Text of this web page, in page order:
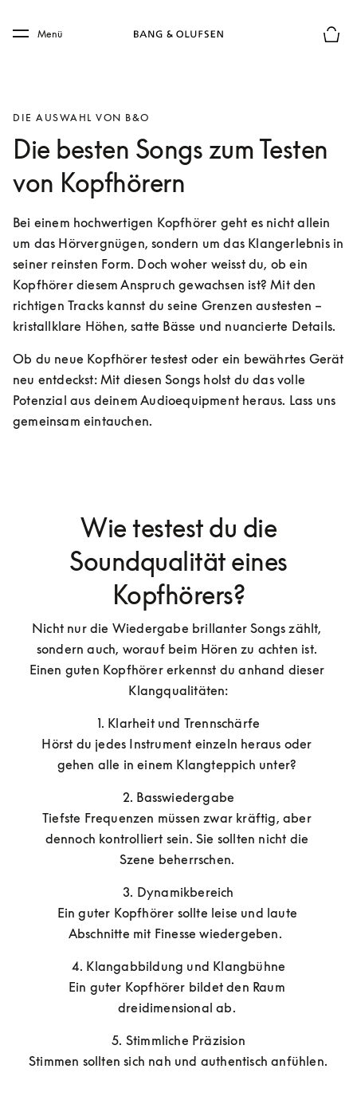
Skip to main footer
Menü
DIE AUSWAHL VON B&O
Die besten Songs zum Testen
von Kopfhörern
Bei einem hochwertigen Kopfhörer geht es nicht allein
um das Hörvergnügen, sondern um das Klangerlebnis in
seiner reinsten Form. Doch woher weisst du, ob ein
Kopfhörer diesem Anspruch gewachsen ist? Mit den
richtigen Tracks kannst du seine Grenzen austesten –
kristallklare Höhen, satte Bässe und nuancierte Details.
Ob du neue Kopfhörer testest oder ein bewährtes Gerät
neu entdeckst: Mit diesen Songs holst du das volle
Potenzial aus deinem Audioequipment heraus. Lass uns
gemeinsam eintauchen.
Wie testest du die
Soundqualität eines
Kopfhörers?
Nicht nur die Wiedergabe brillanter Songs zählt,
sondern auch, worauf beim Hören zu achten ist.
Einen guten Kopfhörer erkennst du anhand dieser
Klangqualitäten:
1. Klarheit und Trennschärfe
Hörst du jedes Instrument einzeln heraus oder
gehen alle in einem Klangteppich unter?
2. Basswiedergabe
Tiefste Frequenzen müssen zwar kräftig, aber
dennoch kontrolliert sein. Sie sollten nicht die
Szene beherrschen.
3. Dynamikbereich
Ein guter Kopfhörer sollte leise und laute
Abschnitte mit Finesse wiedergeben.
4. Klangabbildung und Klangbühne
Ein guter Kopfhörer bildet den Raum
dreidimensional ab.
5. Stimmliche Präzision